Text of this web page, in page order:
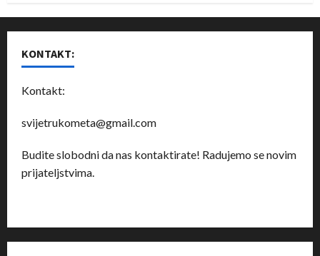
KONTAKT:
Kontakt:
svijetrukometa@gmail.com
Budite slobodni da nas kontaktirate! Radujemo se novim
prijateljstvima.